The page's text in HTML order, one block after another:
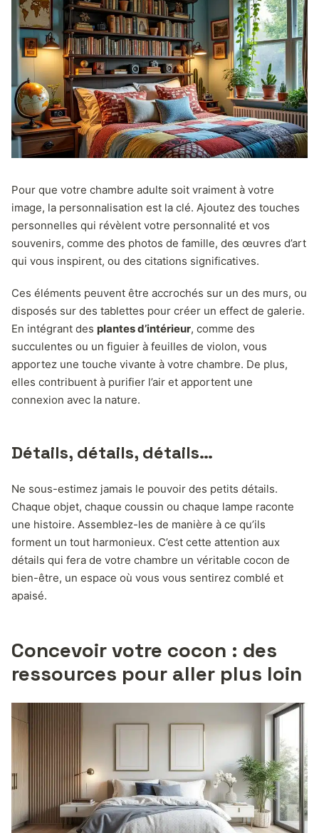
Pour que votre chambre adulte soit vraiment à votre
image, la personnalisation est la clé. Ajoutez des touches
personnelles qui révèlent votre personnalité et vos
souvenirs, comme des photos de famille, des œuvres d’art
qui vous inspirent, ou des citations significatives.
Ces éléments peuvent être accrochés sur un des murs, ou
disposés sur des tablettes pour créer un effect de galerie.
En intégrant des plantes d’intérieur, comme des
succulentes ou un figuier à feuilles de violon, vous
apportez une touche vivante à votre chambre. De plus,
elles contribuent à purifier l’air et apportent une
connexion avec la nature.
Détails, détails, détails…
Ne sous-estimez jamais le pouvoir des petits détails.
Chaque objet, chaque coussin ou chaque lampe raconte
une histoire. Assemblez-les de manière à ce qu’ils
forment un tout harmonieux. C’est cette attention aux
détails qui fera de votre chambre un véritable cocon de
bien-être, un espace où vous vous sentirez comblé et
apaisé.
Concevoir votre cocon : des
ressources pour aller plus loin